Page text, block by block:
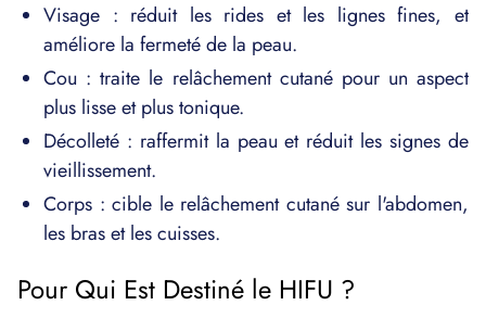
Visage : réduit les rides et les lignes fines, et
améliore la fermeté de la peau.
Cou : traite le relâchement cutané pour un aspect
plus lisse et plus tonique.
Décolleté : raffermit la peau et réduit les signes de
vieillissement.
Corps : cible le relâchement cutané sur l'abdomen,
les bras et les cuisses.
Pour Qui Est Destiné le HIFU ?